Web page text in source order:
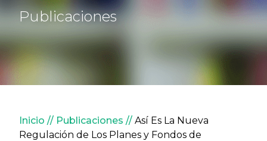
Publicaciones
Sobrescribir enlaces de
Inicio Publicaciones
Así Es La Nueva
Regulación de Los Planes y Fondos de